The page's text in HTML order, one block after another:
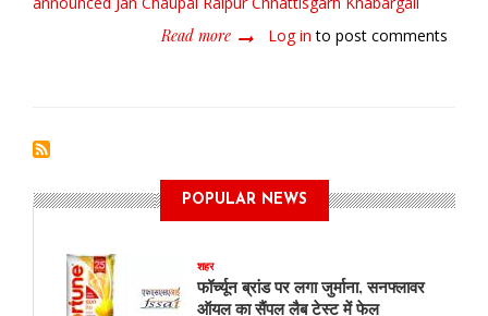
Read more about
जनता
तिलक
वार्ड
Log in to post comments
POPULAR NEWS
शहर
फॉर्च्यून ब्रांड पर लगा जुर्माना, सनफ्लावर
ऑयल का सैंपल लैब टेस्ट में फेल